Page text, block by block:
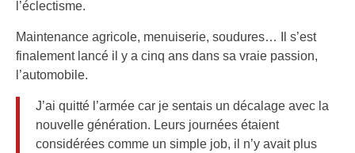
l’éclectisme.
Maintenance agricole, menuiserie, soudures… Il s’est
finalement lancé il y a cinq ans dans sa vraie passion,
l’automobile.
J’ai quitté l’armée car je sentais un décalage avec la
nouvelle génération. Leurs journées étaient
considérées comme un simple job, il n’y avait plus